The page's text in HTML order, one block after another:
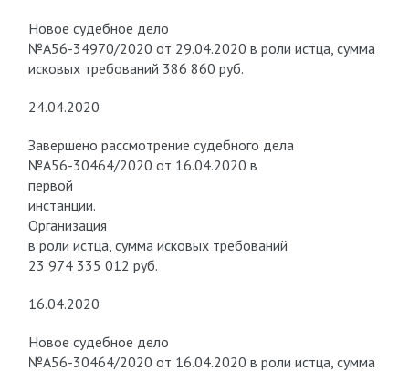
Новое судебное дело
№А56-34970/2020 от 29.04.2020 в роли истца, сумма
исковых требований 386 860 руб.
24.04.2020
Завершено рассмотрение судебного дела
№А56-30464/2020 от 16.04.2020 в
первой
инстанции.
Организация
в роли истца, сумма исковых требований
23 974 335 012 руб.
16.04.2020
Новое судебное дело
№А56-30464/2020 от 16.04.2020 в роли истца, сумма